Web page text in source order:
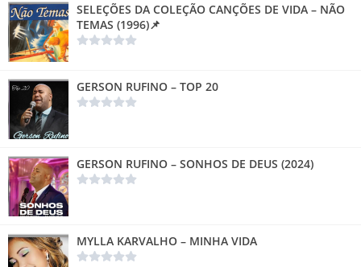
SELEÇÕES DA COLEÇÃO CANÇÕES DE VIDA – NÃO
TEMAS (1996)📌
GERSON RUFINO – TOP 20
GERSON RUFINO – SONHOS DE DEUS (2024)
MYLLA KARVALHO – MINHA VIDA